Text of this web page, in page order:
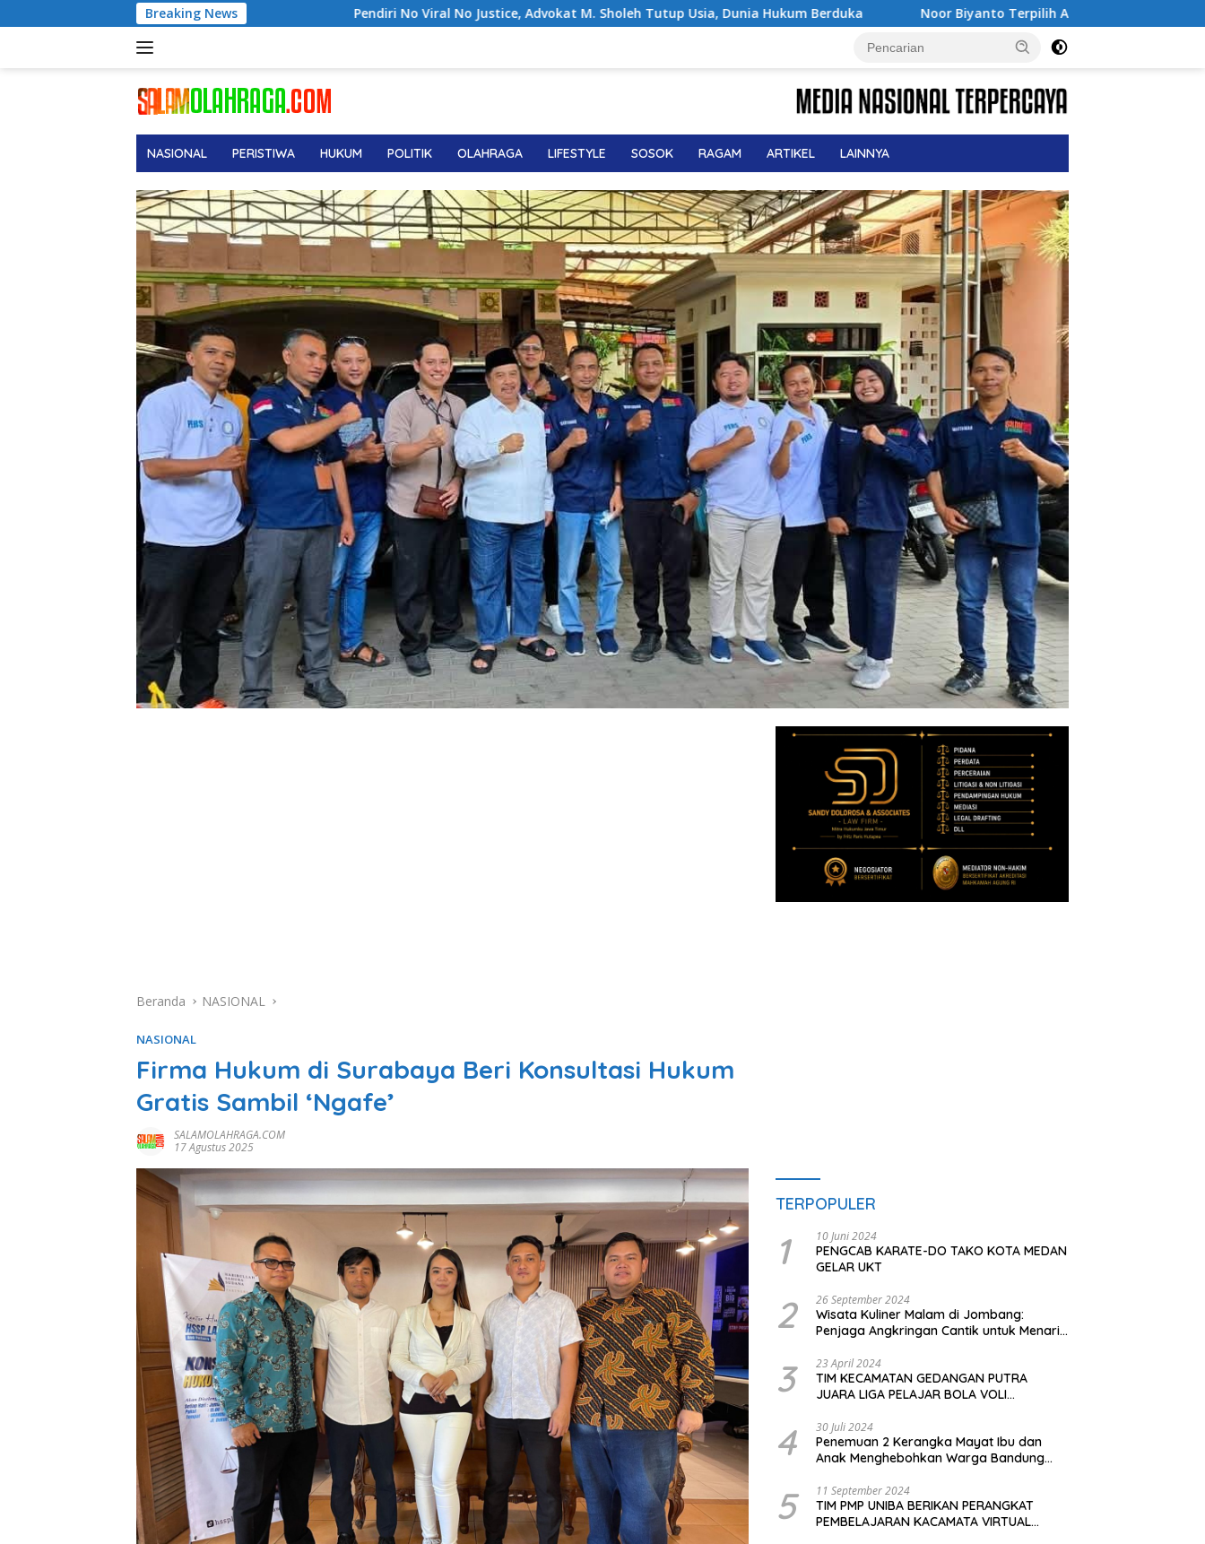
ke
Breaking News
Pendiri No Viral No Justice, Advokat M. Sholeh Tutup Usia, Dunia Hukum Berduka Noor Biyanto Terpilih Aklamasi Pimpin BPC PERADIN Magetan, Bupati Nanik
NASIONAL PERISTIWA HUKUM POLITIK OLAHRAGA LIFESTYLE SOSOK RAGAM ARTIKEL LAINNYA
Beranda NASIONAL
NASIONAL
Firma Hukum di Surabaya Beri Konsultasi Hukum
Gratis Sambil ‘Ngafe’
SALAMOLAHRAGA.COM
17 Agustus 2025
TERPOPULER
1 10 Juni 2024
PENGCAB KARATE-DO TAKO KOTA MEDAN
GELAR UKT
2 26 September 2024
Wisata Kuliner Malam di Jombang:
Penjaga Angkringan Cantik untuk Menarik
3 23 April 2024
TIM KECAMATAN GEDANGAN PUTRA
JUARA LIGA PELAJAR BOLA VOLI
4 30 Juli 2024
Penemuan 2 Kerangka Mayat Ibu dan
Anak Menghebohkan Warga Bandung
5 11 September 2024
TIM PMP UNIBA BERIKAN PERANGKAT
PEMBELAJARAN KACAMATA VIRTUAL